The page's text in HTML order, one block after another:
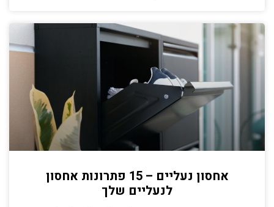
אחסון נעליים – 15 פתרונות אחסון
לנעליים שלך